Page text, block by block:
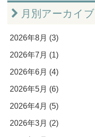
月別アーカイブ
2026年8月 (3)
2026年7月 (1)
2026年6月 (4)
2026年5月 (6)
2026年4月 (5)
2026年3月 (2)